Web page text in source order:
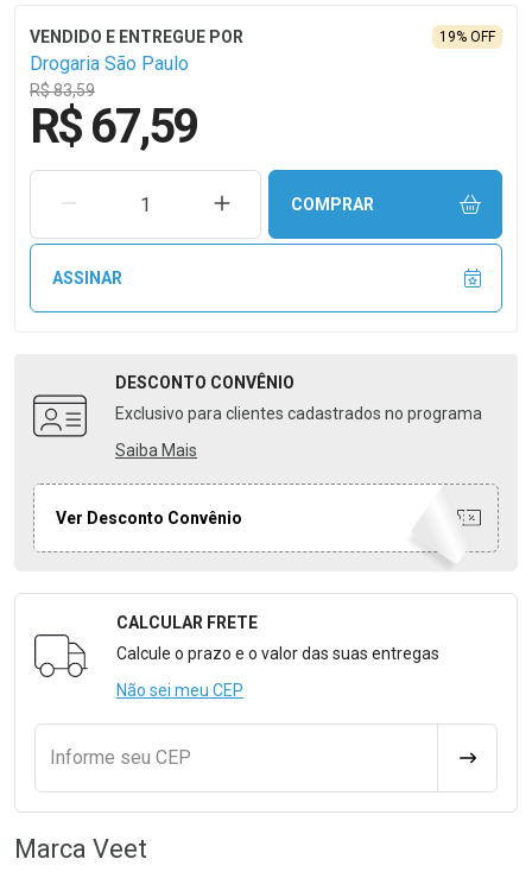
Drogaria São Paulo
R$ 83,59
19% OFF
R$ 67,59
REMOVER UMA UNIDADEAUMENTAR UMA UNIDADE
COMPRAR
ASSINAR
DESCONTO CONVÊNIO
Exclusivo para clientes cadastrados no programa
Saiba Mais
Ver Desconto Convênio
Formulário para Calcular o Frete
CALCULAR FRETE
Calcule o prazo e o valor das suas entregas
Não sei meu CEP
Informe seu CEP
Marca Veet